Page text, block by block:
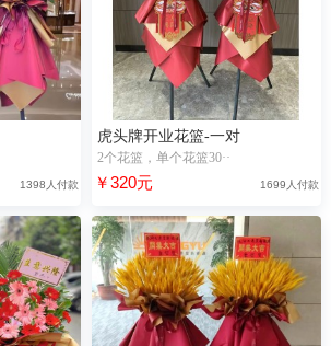
1398人付款
虎头牌开业花篮-一对
2个花篮，单个花篮30··
￥320元 1699人付款